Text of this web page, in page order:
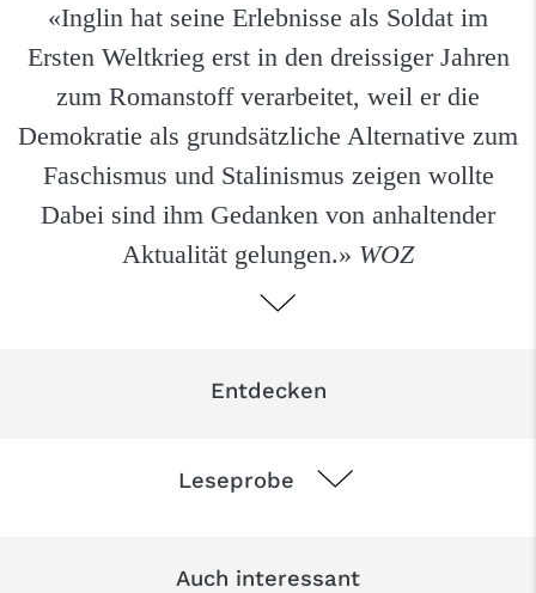
«Inglin hat seine Erlebnisse als Soldat im
Ersten Weltkrieg erst in den dreissiger Jahren
zum Romanstoff verarbeitet, weil er die
Demokratie als grundsätzliche Alternative zum
Faschismus und Stalinismus zeigen wollte
Dabei sind ihm Gedanken von anhaltender
Aktualität gelungen.» WOZ
Entdecken
Leseprobe
Auch interessant